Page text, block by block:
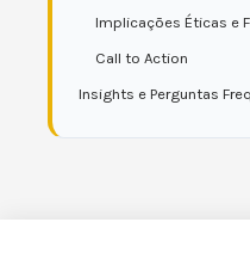
Implicações Éticas e
Call to Action
Insights e Perguntas